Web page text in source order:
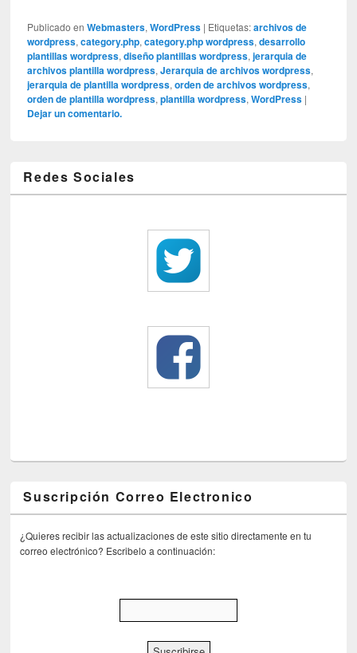
Publicado en Webmasters,WordPress | Etiquetas: archivos de
wordpress,category.php,category.php wordpress,desarrollo
plantillas wordpress,diseño plantillas wordpress,jerarquia de
archivos plantilla wordpress,Jerarquia de archivos wordpress,
jerarquia de plantilla wordpress,orden de archivos wordpress,
orden de plantilla wordpress,plantilla wordpress,WordPress |
Dejar un comentario.
Redes Sociales
Suscripción Correo Electronico
¿Quieres recibir las actualizaciones de este sitio directamente en tu
correo electrónico? Escribelo a continuación: